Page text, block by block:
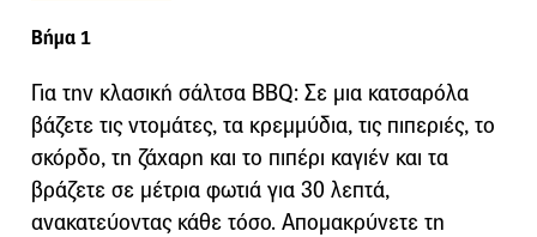
Βήμα 1
Για την κλασική σάλτσα BBQ: Σε μια κατσαρόλα
βάζετε τις ντομάτες, τα κρεμμύδια, τις πιπεριές, το
σκόρδο, τη ζάχαρη και το πιπέρι καγιέν και τα
βράζετε σε μέτρια φωτιά για 30 λεπτά,
ανακατεύοντας κάθε τόσο. Απομακρύνετε τη